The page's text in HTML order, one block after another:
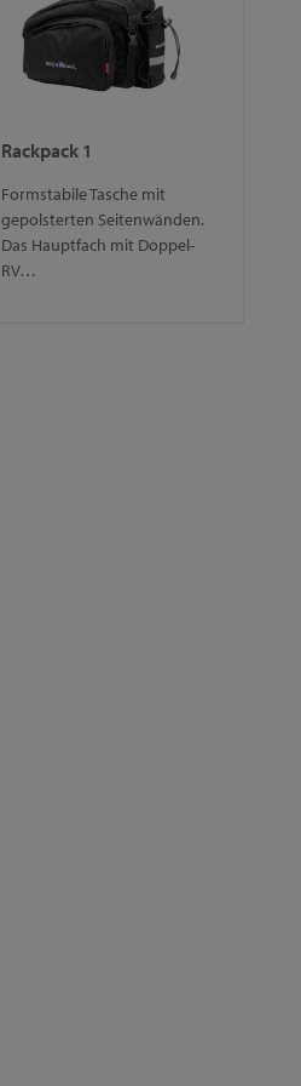
Rackpack 1
Formstabile Tasche mit
gepolsterten Seitenwänden.
Das Hauptfach mit Doppel-
RV…